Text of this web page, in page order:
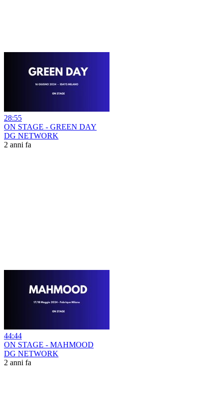
28:55
ON STAGE - GREEN DAY
DG NETWORK
2 anni fa
44:44
ON STAGE - MAHMOOD
DG NETWORK
2 anni fa